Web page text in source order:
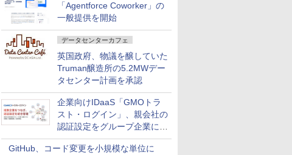
「Agentforce Coworker」の
一般提供を開始
データセンターカフェ
英国政府、物議を醸していた
Truman醸造所の5.2MWデー
タセンター計画を承認
企業向けIDaaS「GMOトラ
スト・ログイン」、親会社の
認証設定をグループ企業に展
開できる新機能を提供
GitHub、コード変更を小規模な単位に